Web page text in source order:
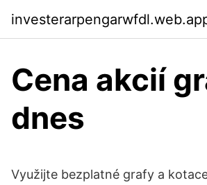
Cena akcií
dnes
Využijte bezplatné grafy a